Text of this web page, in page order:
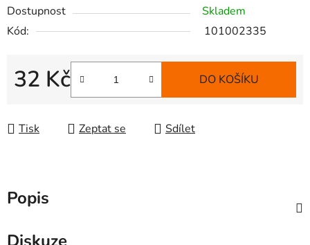
Dostupnost
Skladem
Kód:
101002335
32 Kč
Měrná cena:
DO KOŠÍKU
Tisk Zeptat se Sdílet
Popis